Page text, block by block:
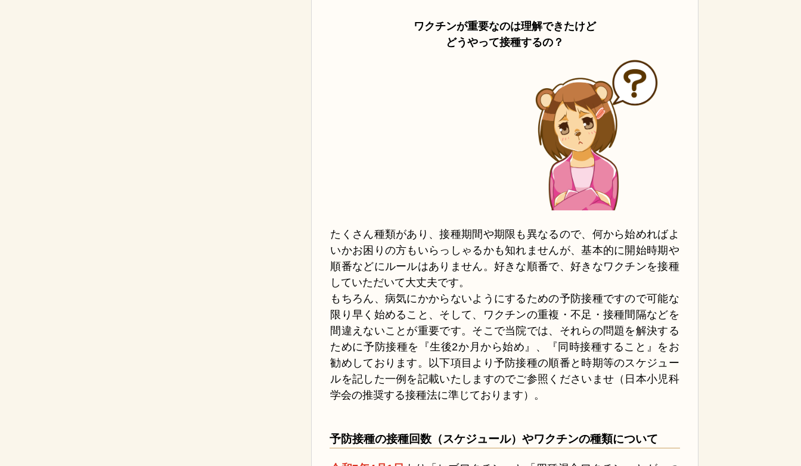
ワクチンが重要なのは理解できたけど
どうやって接種するの？
たくさん種類があり、接種期間や期限も異なるので、何から始めればよ
いかお困りの方もいらっしゃるかも知れませんが、基本的に開始時期や
順番などにルールはありません。好きな順番で、好きなワクチンを接種
していただいて大丈夫です。
もちろん、病気にかからないようにするための予防接種ですので可能な
限り早く始めること、そして、ワクチンの重複・不足・接種間隔などを
間違えないことが重要です。そこで当院では、それらの問題を解決する
ために予防接種を『生後2か月から始め』、『同時接種すること』をお
勧めしております。以下項目より予防接種の順番と時期等のスケジュー
ルを記した一例を記載いたしますのでご参照くださいませ（日本小児科
学会の推奨する接種法に準じております）。
予防接種の接種回数（スケジュール）やワクチンの種類について